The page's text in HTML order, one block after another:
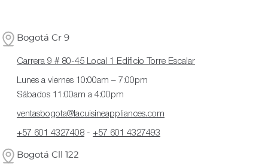
Bogotá Cr 9
Carrera 9 # 80-45 Local 1 Edificio Torre Escalar
Lunes a viernes 10:00am – 7:00pm
Sábados 11:00am a 4:00pm
ventasbogota@lacuisineappliances.com
+57 601 4327408 - +57 601 4327493
Bogotá Cll 122